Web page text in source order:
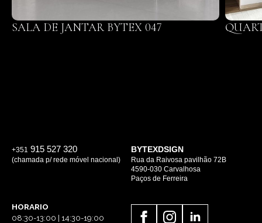
SALA DE JANTAR BYTEX 047
+351 915 527 320
(chamada p/ rede móvel nacional)
BYTEXDSIGN
Rua da Raivosa pavilhão 72B
4590-030 Carvalhosa
Paços de Ferreira
HORARIO
08:30-13:00 | 14:30-19:00